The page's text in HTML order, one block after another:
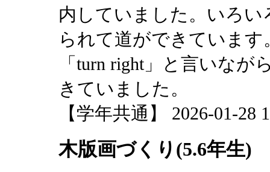
内していました。いろ
られて道ができています
「turn right」と言いな
きていました。
【学年共通】 2026-01-28
木版画づくり(5.6年生)